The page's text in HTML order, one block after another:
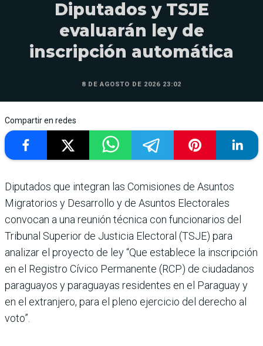
Diputados y TSJE
evaluarán ley de
inscripción automática
8 DE AGOSTO DE 2026 23:02
Compartir en redes
Diputados que integran las Comisiones de Asuntos
Migratorios y Desarrollo y de Asuntos Electorales
convocan a una reunión técnica con funcionarios del
Tribunal Superior de Justicia Electoral (TSJE) para
analizar el proyecto de ley “Que establece la inscripción
en el Registro Cívico Permanente (RCP) de ciudadanos
paraguayos y paraguayas residentes en el Paraguay y
en el extranjero, para el pleno ejercicio del derecho al
voto”.